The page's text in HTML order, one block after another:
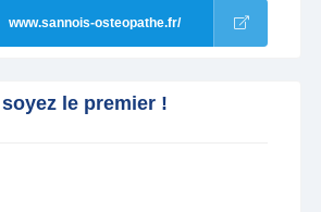
www.sannois-osteopathe.fr/
le premier !